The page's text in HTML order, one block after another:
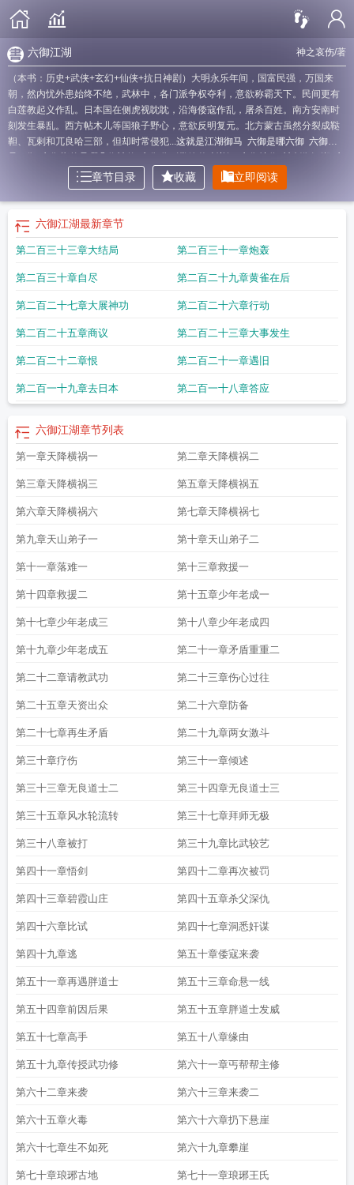
神之哀伤/著
六御江湖
（本书：历史+武侠+玄幻+仙侠+抗日神剧）大明永乐年间，国富民强，万国来
朝，然内忧外患始终不绝，武林中，各门派争权夺利，意欲称霸天下。民间更有
白莲教起义作乱。日本国在侧虎视眈眈，沿海倭寇作乱，屠杀百姓。南方安南时
刻发生暴乱。西方帖木儿等国狼子野心，意欲反明复元。北方蒙古虽然分裂成鞑
靼、瓦剌和兀良哈三部，但却时常侵犯...这就是江湖御马 六御是哪六御 六御还
六御是什么意思御剑江湖攻略六御分别管什么六御百科
御江湖免费观看六御江湖御侠客爆炒江湖 御前江湖悠悠侠道第六关
女侠六御大帝分别掌管什么六御有女主吗六御的简介江湖六兄弟这就是江湖
御马4这就是江湖御六御txt
读六御江湖txt六御江湖百度百科这就是江湖御马3这就是江湖御马8六御起
点龙御江湖升级版这就是江湖御马5 六御和四御六御是哪六个
就是江湖破御江湖之不良人六 放置江湖第六章六御都是谁六御为什么变成四
御这就是江湖御敌 放置江湖六转 这就是江湖御马1 六御百度百科
湖六御全集六御的御是什么意思 权御江湖放置江湖第六关江湖不良人第六
责六御讲的是什么这就是江湖 破御 血狱江湖六御谁最厉害
伤六御全称 六御的徒弟是谁
章节目录 收藏 立即阅读
六御江湖最新章节
第二百三十三章大结局 第二百三十一章炮轰
第二百三十章自尽 第二百二十九章黄雀在后
第二百二十七章大展神功 第二百二十六章行动
第二百二十五章商议 第二百二十三章大事发生
第二百二十二章恨 第二百二十一章遇旧
第二百一十九章去日本 第二百一十八章答应
六御江湖章节列表
第一章天降横祸一 第二章天降横祸二
第三章天降横祸三 第五章天降横祸五
第六章天降横祸六 第七章天降横祸七
第九章天山弟子一 第十章天山弟子二
第十一章落难一 第十三章救援一
第十四章救援二 第十五章少年老成一
第十七章少年老成三 第十八章少年老成四
第十九章少年老成五 第二十一章矛盾重重二
第二十二章请教武功 第二十三章伤心过往
第二十五章天资出众 第二十六章防备
第二十七章再生矛盾 第二十九章两女激斗
第三十章疗伤 第三十一章倾述
第三十三章无良道士二 第三十四章无良道士三
第三十五章风水轮流转 第三十七章拜师无极
第三十八章被打 第三十九章比武较艺
第四十一章悟剑 第四十二章再次被罚
第四十三章碧霞山庄 第四十五章杀父深仇
第四十六章比试 第四十七章洞悉奸谋
第四十九章逃 第五十章倭寇来袭
第五十一章再遇胖道士 第五十三章命悬一线
第五十四章前因后果 第五十五章胖道士发威
第五十七章高手 第五十八章缘由
第五十九章传授武功修 第六十一章丐帮帮主修
第六十二章来袭 第六十三章来袭二
第六十五章火毒 第六十六章扔下悬崖
第六十七章生不如死 第六十九章攀崖
第七十章琅琊古地 第七十一章琅琊王氏